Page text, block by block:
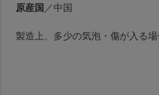
原産国 ／中国
製造上、多少の気泡・傷が入る